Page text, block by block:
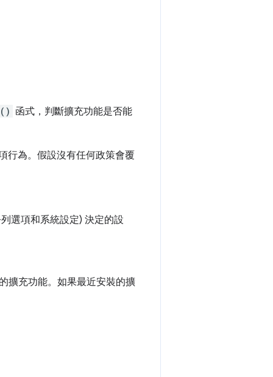
函式，判斷擴充功能是否能
行為。假設沒有任何政策會覆
選項和系統設定) 決定的設
擴充功能。如果最近安裝的擴